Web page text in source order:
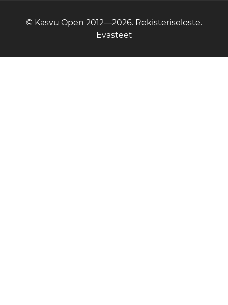
© Kasvu Open 2012—2026. Rekisteriseloste.
Evästeet